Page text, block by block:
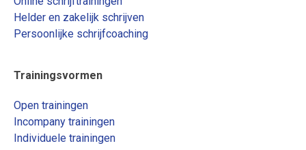
Helder en zakelijk schrijven
Persoonlijke schrijfcoaching
Trainingsvormen
Open trainingen
Incompany trainingen
Individuele trainingen